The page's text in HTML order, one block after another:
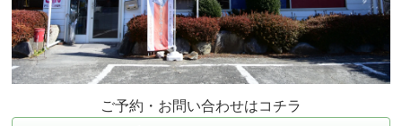
ご予約・お問い合わせはコチラ